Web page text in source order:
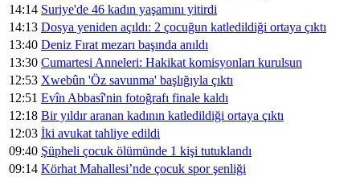
14:14 Suriye'de 46 kadın yaşamını yitirdi
14:13 Dosya yeniden açıldı: 2 çocuğun katledildiği ortaya çıktı
13:40 Deniz Fırat mezarı başında anıldı
13:30 Cumartesi Anneleri: Hakikat komisyonları kurulsun
12:53 Xwebûn 'Öz savunma' başlığıyla çıktı
12:51 Evîn Abbasî'nin fotoğrafı finale kaldı
12:18 Bir yıldır aranan kadının katledildiği ortaya çıktı
12:03 İki avukat tahliye edildi
09:40 Şüpheli çocuk ölümünde 1 kişi tutuklandı
09:14 Körhat Mahallesi’nde çocuk spor şenliği